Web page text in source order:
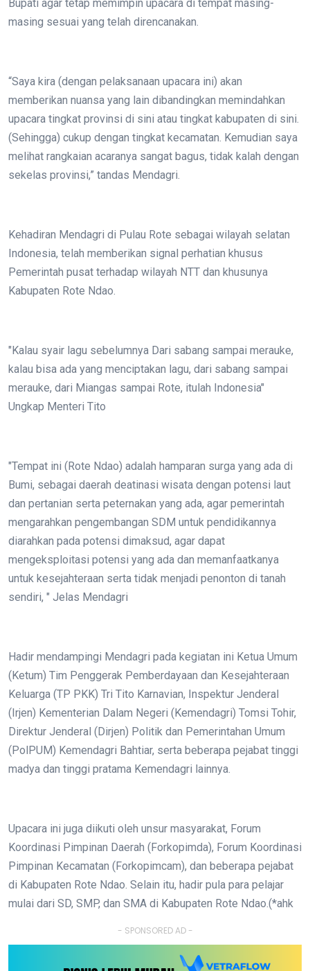
Bupati agar tetap memimpin upacara di tempat masing-
masing sesuai yang telah direncanakan.
“Saya kira (dengan pelaksanaan upacara ini) akan
memberikan nuansa yang lain dibandingkan memindahkan
upacara tingkat provinsi di sini atau tingkat kabupaten di sini.
(Sehingga) cukup dengan tingkat kecamatan. Kemudian saya
melihat rangkaian acaranya sangat bagus, tidak kalah dengan
sekelas provinsi,” tandas Mendagri.
Kehadiran Mendagri di Pulau Rote sebagai wilayah selatan
Indonesia, telah memberikan signal perhatian khusus
Pemerintah pusat terhadap wilayah NTT dan khusunya
Kabupaten Rote Ndao.
"Kalau syair lagu sebelumnya Dari sabang sampai merauke,
kalau bisa ada yang menciptakan lagu, dari sabang sampai
merauke, dari Miangas sampai Rote, itulah Indonesia"
Ungkap Menteri Tito
"Tempat ini (Rote Ndao) adalah hamparan surga yang ada di
Bumi, sebagai daerah deatinasi wisata dengan potensi laut
dan pertanian serta peternakan yang ada, agar pemerintah
mengarahkan pengembangan SDM untuk pendidikannya
diarahkan pada potensi dimaksud, agar dapat
mengeksploitasi potensi yang ada dan memanfaatkanya
untuk kesejahteraan serta tidak menjadi penonton di tanah
sendiri, " Jelas Mendagri
Hadir mendampingi Mendagri pada kegiatan ini Ketua Umum
(Ketum) Tim Penggerak Pemberdayaan dan Kesejahteraan
Keluarga (TP PKK) Tri Tito Karnavian, Inspektur Jenderal
(Irjen) Kementerian Dalam Negeri (Kemendagri) Tomsi Tohir,
Direktur Jenderal (Dirjen) Politik dan Pemerintahan Umum
(PolPUM) Kemendagri Bahtiar, serta beberapa pejabat tinggi
madya dan tinggi pratama Kemendagri lainnya.
Upacara ini juga diikuti oleh unsur masyarakat, Forum
Koordinasi Pimpinan Daerah (Forkopimda), Forum Koordinasi
Pimpinan Kecamatan (Forkopimcam), dan beberapa pejabat
di Kabupaten Rote Ndao. Selain itu, hadir pula para pelajar
mulai dari SD, SMP, dan SMA di Kabupaten Rote Ndao.(*ahk
- SPONSORED AD -